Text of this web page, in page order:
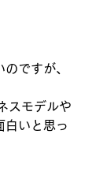
ですが、
スモデルや
白いと思っ